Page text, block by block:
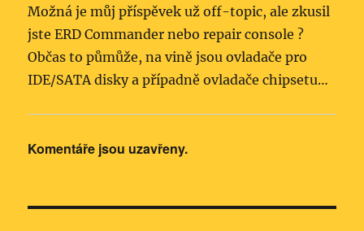
Možná je můj příspěvek už off-topic, ale zkusil
jste ERD Commander nebo repair console ?
Občas to půmůže, na vině jsou ovladače pro
IDE/SATA disky a případně ovladače chipsetu…
Komentáře jsou uzavřeny.